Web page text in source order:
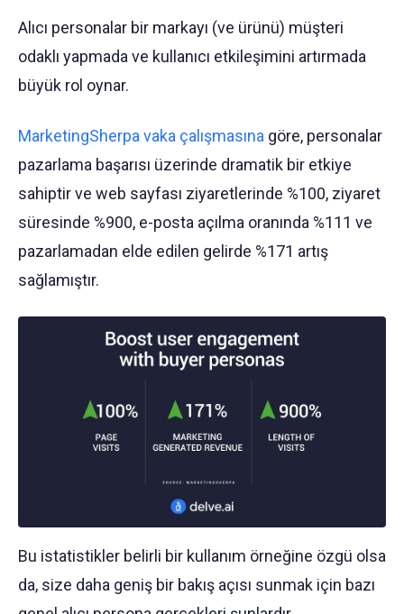
Alıcı personalar bir markayı (ve ürünü) müşteri
odaklı yapmada ve kullanıcı etkileşimini artırmada
büyük rol oynar.
MarketingSherpa vaka çalışmasına göre, personalar
pazarlama başarısı üzerinde dramatik bir etkiye
sahiptir ve web sayfası ziyaretlerinde %100, ziyaret
süresinde %900, e-posta açılma oranında %111 ve
pazarlamadan elde edilen gelirde %171 artış
sağlamıştır.
Bu istatistikler belirli bir kullanım örneğine özgü olsa
da, size daha geniş bir bakış açısı sunmak için bazı